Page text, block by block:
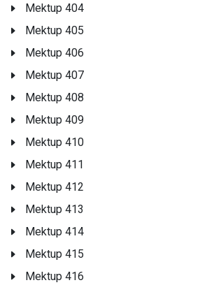
Mektup 404
Mektup 405
Mektup 406
Mektup 407
Mektup 408
Mektup 409
Mektup 410
Mektup 411
Mektup 412
Mektup 413
Mektup 414
Mektup 415
Mektup 416